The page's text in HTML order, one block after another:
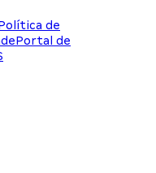
de
Portal de